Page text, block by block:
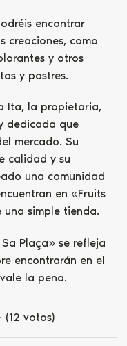
encontrar
creaciones, como
y otros
y postres.
Ita, la propietaria,
dedicada que
mercado. Su
calidad y su
una comunidad
en «Fruits
una simple tienda.
Plaça» se refleja
encontrarán en el
la pena.
(12 votos)